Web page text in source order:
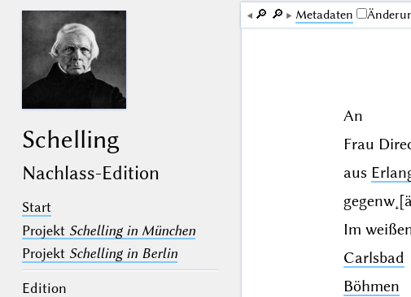
Schelling
Nachlass-Edition
Start
Projekt Schelling in München
Projekt Schelling in Berlin
Edition
🔎︎ 🔎︎ Me­ta­da­ten
An
Frau
aus
Im
Carlsbad
Böhmen